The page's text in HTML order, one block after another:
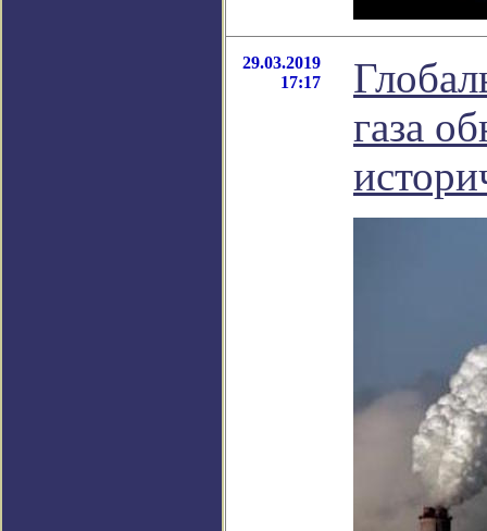
29.03.2019
17:17
газа